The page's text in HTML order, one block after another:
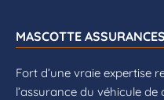
MASCOTTE ASSURANCES
Fort d’une vraie expertise
l’assurance du véhicule